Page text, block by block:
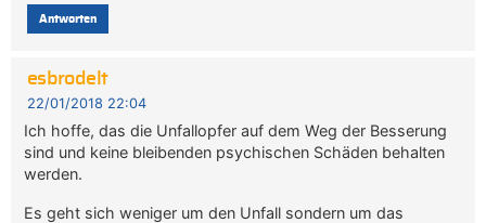
Antworten
esbrodelt
22/01/2018 22:04
Ich hoffe, das die Unfallopfer auf dem Weg der Besserung
sind und keine bleibenden psychischen Schäden behalten
werden.
Es geht sich weniger um den Unfall sondern um das